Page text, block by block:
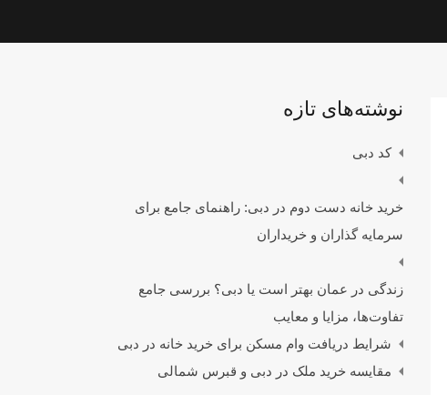
نوشته‌های تازه
کد دبی
خرید خانه دست دوم در دبی: راهنمای جامع برای
سرمایه‌ گذاران و خریداران
زندگی در عمان بهتر است یا دبی؟ بررسی جامع
تفاوت‌ها، مزایا و معایب
شرایط دریافت وام مسکن برای خرید خانه در دبی
مقایسه خرید ملک در دبی و قبرس شمالی